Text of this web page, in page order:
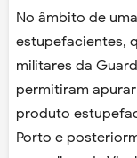
No âmbito de
estupefacientes,
militares da
permitiram
produto
Porto e